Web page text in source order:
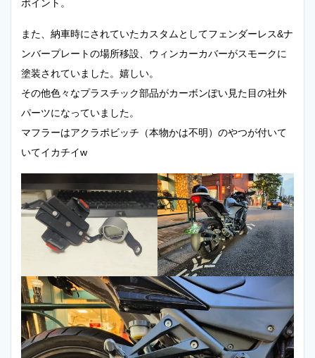
ポイント。
また、納車時にされていたカスタムとしてフェンダーレス&ナ
ンバープレートの場所移設、ウィンカーカバーがスモークに
塗装されていました。嬉しい。
その他色々なプラスチック部品がカーボンぽい見た目の社外
パーツになっていました。
マフラーはアクラポビッチ（本物かは不明）のやつが付いて
いてイカチイw